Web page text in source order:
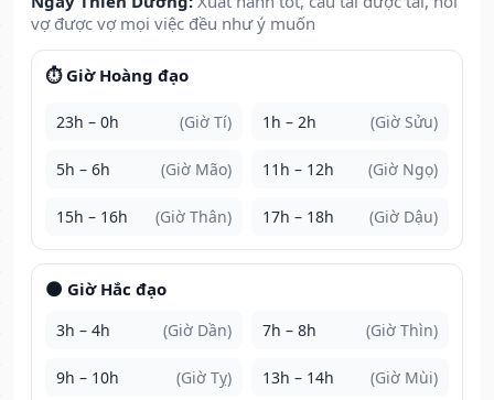
vợ được vợ mọi việc đều như ý muốn
⏱️ Giờ Hoàng đạo
23h – 0h (Giờ Tí) 1h – 2h (Giờ Sửu)
5h – 6h (Giờ Mão) 11h – 12h (Giờ Ngọ)
15h – 16h (Giờ Thân) 17h – 18h (Giờ Dậu)
🌑 Giờ Hắc đạo
3h – 4h (Giờ Dần) 7h – 8h (Giờ Thìn)
9h – 10h (Giờ Tỵ) 13h – 14h (Giờ Mùi)